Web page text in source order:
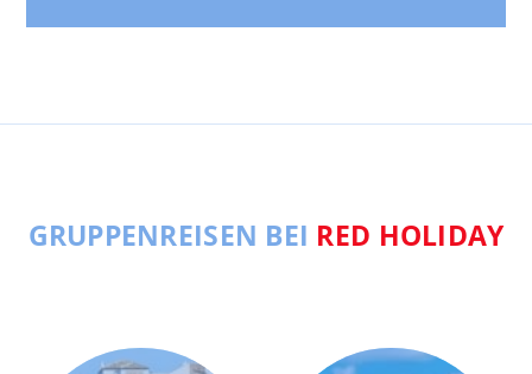
GRUPPENREISEN BEI RED HOLIDAY